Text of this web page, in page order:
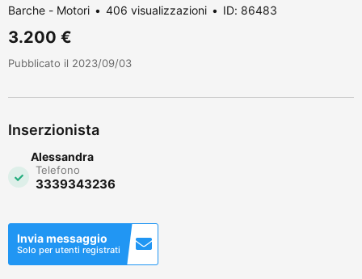
Barche - Motori 406 visualizzazioni ID: 86483
3.200 €
Pubblicato il 2023/09/03
Inserzionista
Alessandra
Telefono
3339343236
Invia messaggio
Solo per utenti registrati